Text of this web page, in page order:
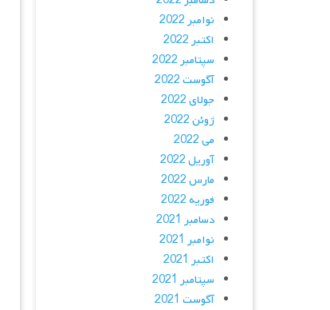
نوامبر 2022
اکتبر 2022
سپتامبر 2022
آگوست 2022
جولای 2022
ژوئن 2022
می 2022
آوریل 2022
مارس 2022
فوریه 2022
دسامبر 2021
نوامبر 2021
اکتبر 2021
سپتامبر 2021
آگوست 2021